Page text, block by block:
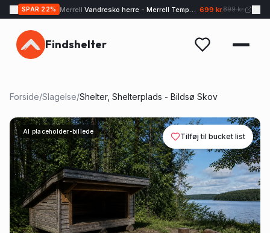
SPAR 22% Merrell Vandresko herre - Merrell Tempo EXP - Sand 699 kr.899 kr.
Findshelter
Forside/Slagelse/Shelter, Shelterplads - Bildsø Skov
AI placeholder-billede
Tilføj til bucket list